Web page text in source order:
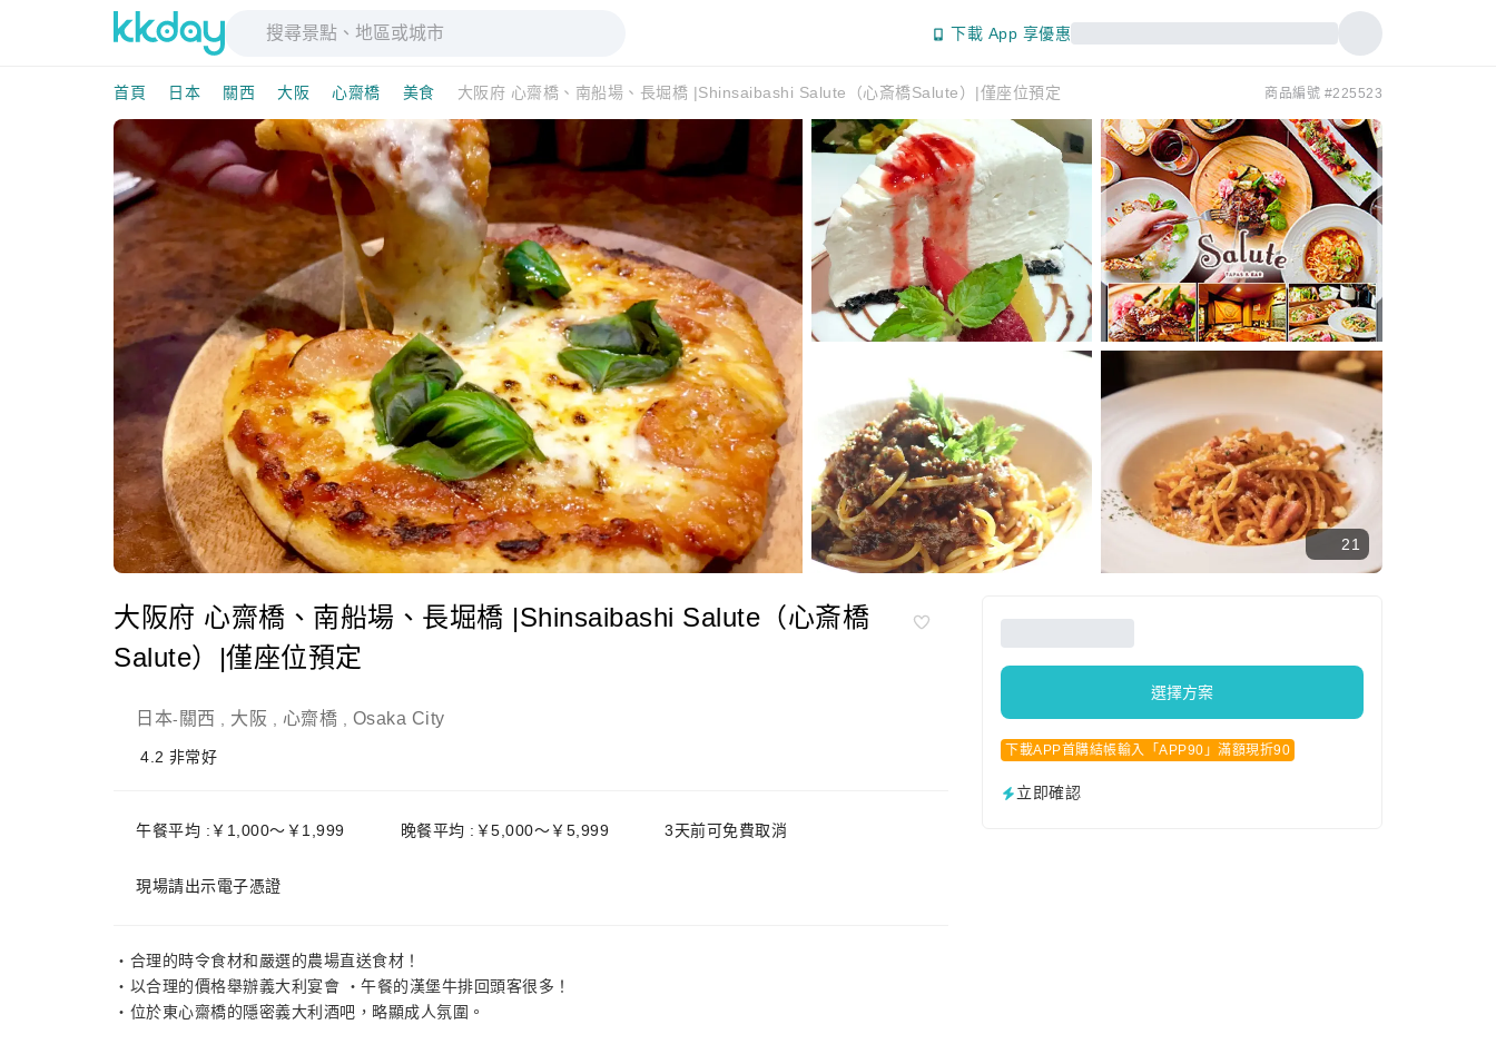
下載 App 享優惠
首頁 日本 關西 大阪 心齋橋 美食 大阪府 心齋橋、南船場、長堀橋 |Shinsaibashi Salute（心斎橋Salute）|僅座位預定 商品編號 #225523
21
大阪府 心齋橋、南船場、長堀橋 |Shinsaibashi Salute（心斎橋
Salute）|僅座位預定
日本- 關西 大阪 心齋橋 Osaka City
4.2 非常好
午餐平均 :￥1,000～￥1,999 晚餐平均 :￥5,000～￥5,999 3天前可免費取消
現場請出示電子憑證
・合理的時令食材和嚴選的農場直送食材！
・以合理的價格舉辦義大利宴會 ・午餐的漢堡牛排回頭客很多！
・位於東心齋橋的隱密義大利酒吧，略顯成人氛圍。
選擇方案
下載APP首購結帳輸入「APP90」滿額現折90
立即確認